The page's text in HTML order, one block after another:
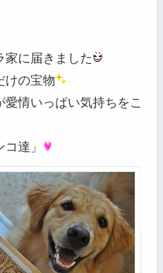
家に届きました
けの宝物
情いっぱい気持ちをこ
達」